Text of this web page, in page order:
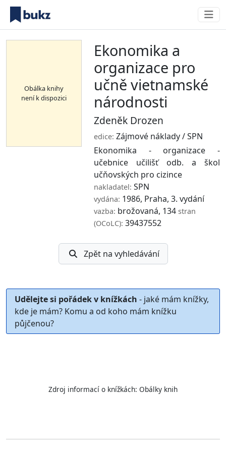
Obálka knihy
není k dispozici
Ekonomika a
organizace pro
učně vietnamské
národnosti
Zdeněk Drozen
edice: Zájmové náklady / SPN
Ekonomika - organizace -
učebnice učilišť odb. a škol
učňovských pro cizince
nakladatel: SPN
vydána: 1986, Praha, 3. vydání
vazba: brožovaná, 134 stran
(OCoLC): 39437552
Zpět na vyhledávání
Udělejte si pořádek v knížkách - jaké mám knížky,
kde je mám? Komu a od koho mám knížku
půjčenou?
Zdroj informací o knížkách: Obálky knih